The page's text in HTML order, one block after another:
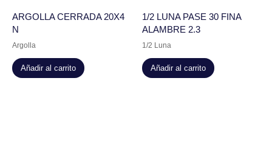
ARGOLLA CERRADA 20X4
N
Argolla
Añadir al carrito
1/2 LUNA PASE 30 FINA
ALAMBRE 2.3
1/2 Luna
Añadir al carrito